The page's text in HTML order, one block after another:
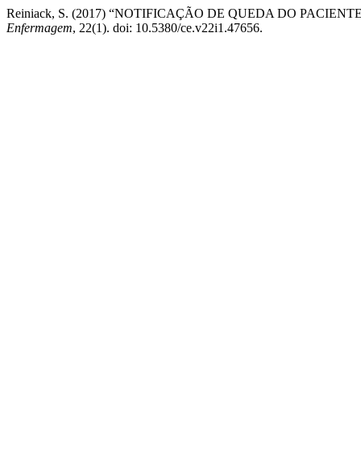
Reiniack, S. (2017) “NOTIFICAÇÃO DE QUEDA DO
Enfermagem, 22(1). doi: 10.5380/ce.v22i1.47656.